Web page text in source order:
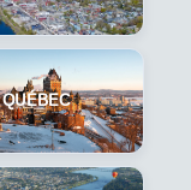
QUÉBEC